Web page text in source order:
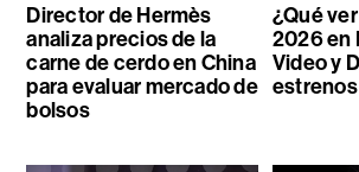
Director de Hermès
analiza precios de la
carne de cerdo en China
para evaluar mercado de
bolsos
¿Qué
2026 en
Video y